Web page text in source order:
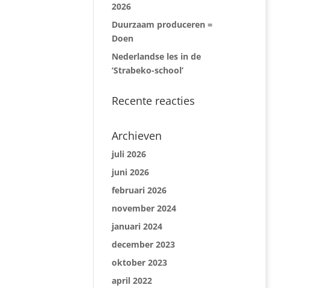
2026
Duurzaam produceren =
Doen
Nederlandse les in de
‘Strabeko-school’
Recente reacties
Archieven
juli 2026
juni 2026
februari 2026
november 2024
januari 2024
december 2023
oktober 2023
april 2022